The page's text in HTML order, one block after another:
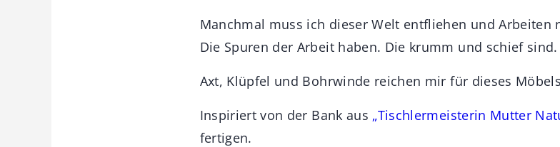
Manchmal muss ich dieser Welt entfliehen und Arbeiten
Die Spuren der Arbeit haben. Die krumm und schief
Axt, Klüpfel und Bohrwinde reichen mir für dieses
Inspiriert von der Bank aus „Tischlermeisterin Mutter
fertigen.